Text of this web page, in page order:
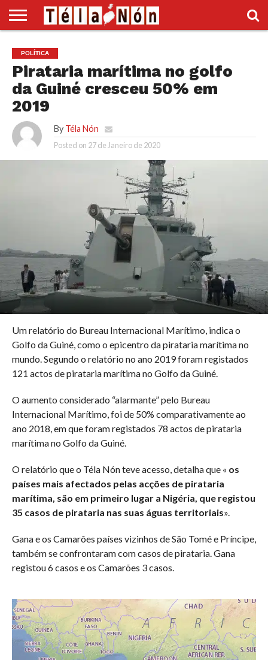
POLÍTICA
ECONOMIA
SOCIEDADE
CULTURA
DESPORTO
SUPLEMENTO
VÍDEOS
ANÚNCIOS
DIVERSOS
POLÍTICA
Pirataria marítima no golfo
da Guiné cresceu 50% em
2019
By Téla Nón
Posted on 27 de Janeiro de 2020
Um relatório do Bureau Internacional Marítimo, indica o
Golfo da Guiné, como o epicentro da pirataria marítima no
mundo. Segundo o relatório no ano 2019 foram registados
121 actos de pirataria marítima no Golfo da Guiné.
O aumento considerado “alarmante” pelo Bureau
Internacional Marítimo, foi de 50% comparativamente ao
ano 2018, em que foram registados 78 actos de pirataria
marítima no Golfo da Guiné.
O relatório que o Téla Nón teve acesso, detalha que « os
países mais afectados pelas acções de pirataria
marítima, são em primeiro lugar a Nigéria, que registou
35 casos de pirataria nas suas águas territoriais».
Gana e os Camarões países vizinhos de São Tomé e Príncipe,
também se confrontaram com casos de pirataria. Gana
registou 6 casos e os Camarões 3 casos.